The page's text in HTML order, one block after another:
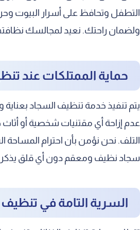
التطفل وتحافظ على أسرار البيوت
ولضمان راحتك. نعيد لمجالسك
حماية الممتلكات عند
يتم تنفيذ خدمة تنظيف السجاد بعناية
عدم إزاحة أي مقتنيات شخصية أو
التلف. نحن نؤمن بأن احترام المساحة
سجاد نظيف ومعقم دون أي قلق يذكر
السرية التامة في تنظيف